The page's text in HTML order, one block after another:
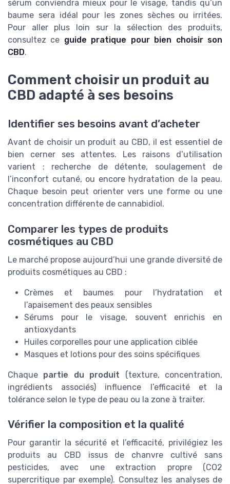
sérum conviendra mieux pour le visage, tandis qu’un
baume sera idéal pour les zones sèches ou irritées.
Pour aller plus loin sur la sélection des produits,
consultez ce guide pratique pour bien choisir son
CBD.
Comment choisir un produit au
CBD adapté à ses besoins
Identifier ses besoins avant d’acheter
Avant de choisir un produit au CBD, il est essentiel de
bien cerner ses attentes. Les raisons d’utilisation
varient : recherche de détente, soulagement de
l’inconfort cutané, ou encore hydratation de la peau.
Chaque besoin peut orienter vers une forme ou une
concentration différente de cannabidiol.
Comparer les types de produits
cosmétiques au CBD
Le marché propose aujourd’hui une grande diversité de
produits cosmétiques au CBD :
Crèmes et baumes pour l’hydratation et
l’apaisement des peaux sensibles
Sérums pour le visage, souvent enrichis en
antioxydants
Huiles corporelles pour une application ciblée
Masques et lotions pour des soins spécifiques
Chaque partie du produit (texture, concentration,
ingrédients associés) influence l’efficacité et la
tolérance selon le type de peau ou la zone à traiter.
Vérifier la composition et la qualité
Pour garantir la sécurité et l’efficacité, privilégiez les
produits au CBD issus de chanvre cultivé sans
pesticides, avec une extraction propre (CO2
supercritique par exemple). Consultez les analyses de